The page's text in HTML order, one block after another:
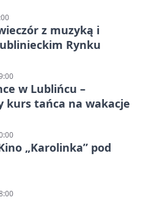
z muzyką i
Rynku
w Lublińcu –
kurs tańca na wakacje
„Karolinka” pod